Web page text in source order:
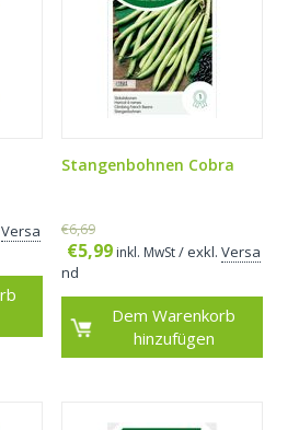
Versa
Stangenbohnen Cobra
€6,69
€5,99 inkl. MwSt / exkl. Versa
nd
Dem Warenkorb
hinzufügen